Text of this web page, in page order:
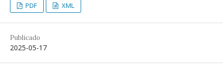
PDF XML
Publicado
2025-05-17